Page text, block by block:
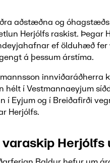
aðstæðna og
Herjólfs raskist. Þegar
ef ölduhæð
á þessum árstíma.
innviðaráðherra
hélt í Vestmannaeyjum
í Eyjum og í Breiðafirði
Herjólfs.
varaskip Herjólfs